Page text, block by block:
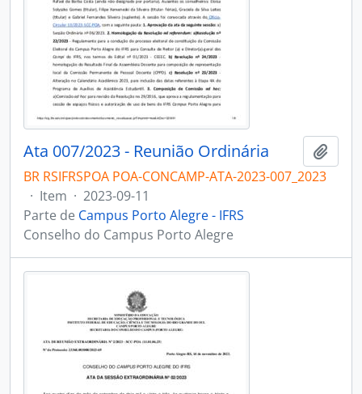
Ata 007/2023 - Reunião Ordinária
BR RSIFRSPOA POA-CONCAMP-ATA-2023-007_2023
· Item · 2023-09-11
Parte de Campus Porto Alegre - IFRS
Conselho do Campus Porto Alegre